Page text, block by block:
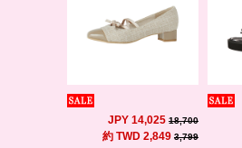
JPY 14,025 18,700
約 TWD 2,849 3,799